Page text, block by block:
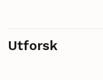
Utforsk